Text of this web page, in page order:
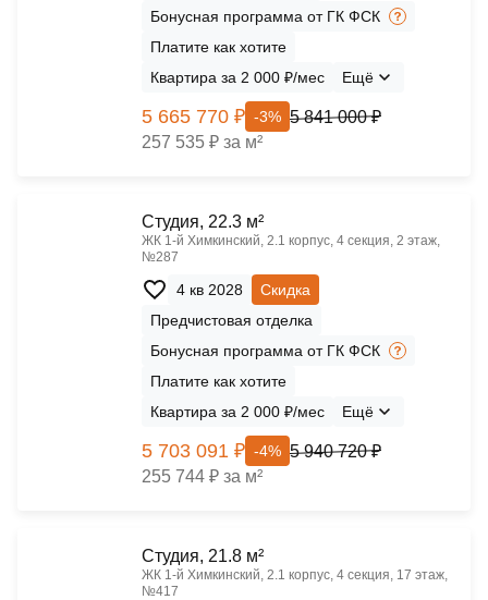
Бонусная программа от ГК ФСК
Платите как хотите
Квартира за 2 000 ₽/мес
Ещё
5 665 770 ₽ -3% 5 841 000 ₽
257 535 ₽ за м²
Cтудия, 22.3 м²
ЖК 1‑й Химкинский, 2.1 корпус, 4 секция, 2 этаж,
№287
4 кв 2028
Скидка
Предчистовая отделка
Бонусная программа от ГК ФСК
Платите как хотите
Квартира за 2 000 ₽/мес
Ещё
5 703 091 ₽ -4% 5 940 720 ₽
255 744 ₽ за м²
Cтудия, 21.8 м²
ЖК 1‑й Химкинский, 2.1 корпус, 4 секция, 17 этаж,
№417